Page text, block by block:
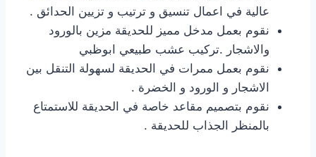
عالية في اعمال تنسيق و ترتيب و تزيين الحدائق .
نقوم بعمل مدخل مميز للحديقة مزين بالورود
والاشجار .تركيب عشب طبيعي ابوظبي
نقوم بعمل ممرات في الحديقة لسهولة التنقل بين
الاشجار و الورود و الخضرة .
نقوم بتصميم مقاعد خاصة في الحديقة للاستمتاع
بالمنظر الجذاب للحديقة .